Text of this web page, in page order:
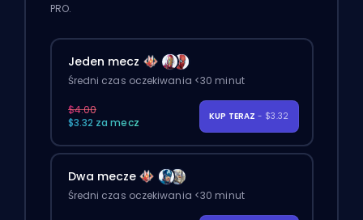
PRO.
Jeden mecz
Średni czas oczekiwania <30 minut
$4.00
$3.32 za mecz
KUP TERAZ - $3.32
Dwa mecze
Średni czas oczekiwania <30 minut